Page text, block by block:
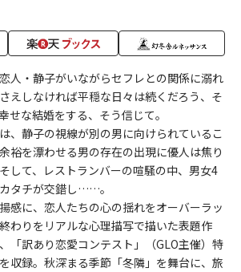
人・静子がいながらセフレとの関係に溺れ
えしなければ平穏な日々は続くだろう、そ
せな結婚をする、そう信じて。
、静子の視線が別の男に向けられているこ
裕を漂わせる男の存在の出現に優人は焦り
して、レストランバーの喧騒の中、男女4
タチが交錯し……。
感に、恋人たちの心の揺れをオーバーラッ
わりをリアルな心理描写で描いた表題作
「訳あり恋愛コンテスト」（GLO主催）特
収録。秋深まる季節「冬隣」を舞台に、旅